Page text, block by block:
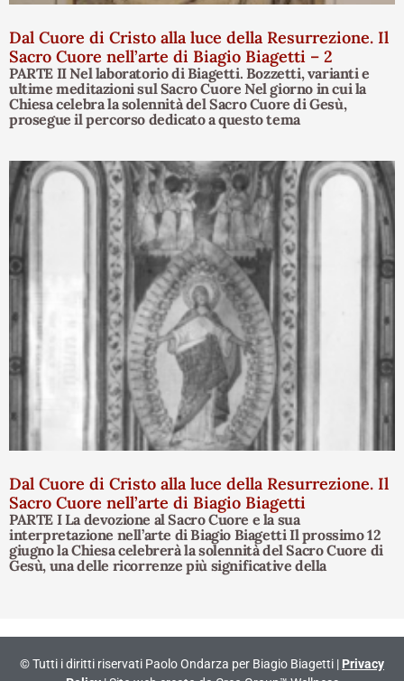
Dal Cuore di Cristo alla luce della Resurrezione. Il
Sacro Cuore nell’arte di Biagio Biagetti – 2
PARTE II Nel laboratorio di Biagetti. Bozzetti, varianti e
ultime meditazioni sul Sacro Cuore Nel giorno in cui la
Chiesa celebra la solennità del Sacro Cuore di Gesù,
prosegue il percorso dedicato a questo tema
Dal Cuore di Cristo alla luce della Resurrezione. Il
Sacro Cuore nell’arte di Biagio Biagetti
PARTE I La devozione al Sacro Cuore e la sua
interpretazione nell’arte di Biagio Biagetti Il prossimo 12
giugno la Chiesa celebrerà la solennità del Sacro Cuore di
Gesù, una delle ricorrenze più significative della
© Tutti i diritti riservati Paolo Ondarza per Biagio Biagetti | Privacy